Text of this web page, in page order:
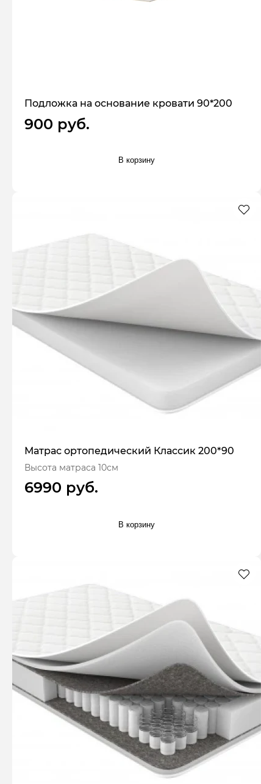
Подложка на основание кровати 90*200
900 руб.
В корзину
Матрас ортопедический Классик 200*90
Высота матраса 10см
6990 руб.
В корзину